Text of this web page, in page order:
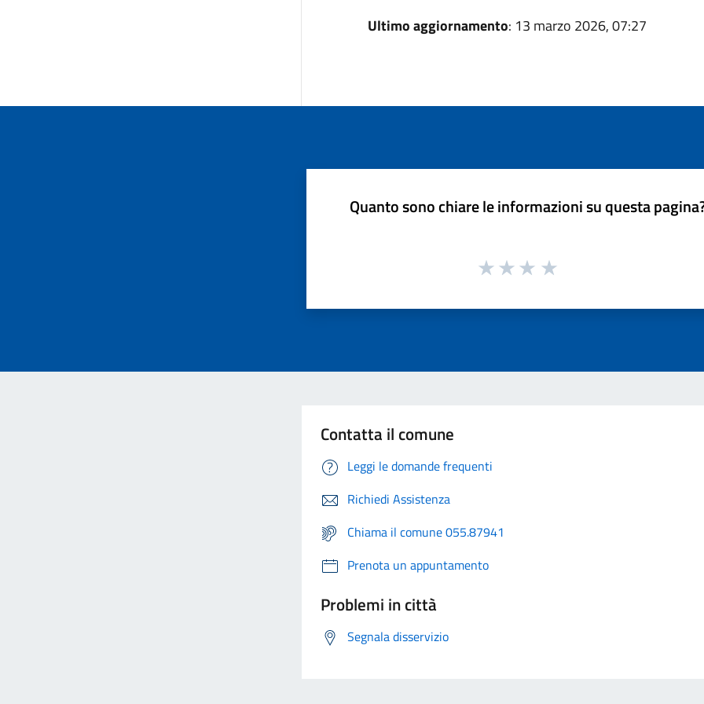
Ultimo aggiornamento: 13 marzo 2026, 07:27
Quanto sono chiare le informazioni su questa
Contatta il comune
Leggi le domande frequenti
Richiedi Assistenza
Chiama il comune 055.87941
Prenota un appuntamento
Problemi in città
Segnala disservizio